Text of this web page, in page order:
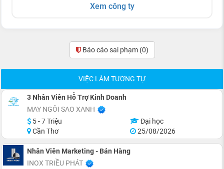
Xem công ty
Báo cáo sai phạm (0)
VIỆC LÀM TƯƠNG TỰ
3 Nhân Viên Hỗ Trợ Kinh Doanh
MAY NGÔI SAO XANH
5 - 7 Triệu
Đại học
Cần Thơ
25/08/2026
Nhân Viên Marketing - Bán Hàng
INOX TRIỀU PHÁT